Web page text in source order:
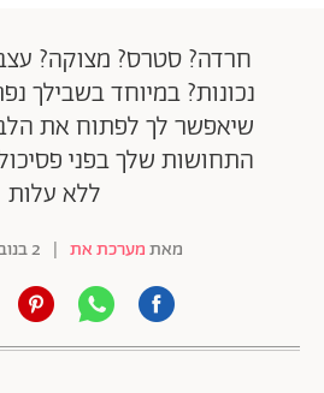
חרדה? סטרס? מצוקה?
נכונות? במיוחד
שיאפשר לך לפתוח את
התחושות שלך בפני
ללא עלות
מאתמערכת את | 2 בנובמבר 2023